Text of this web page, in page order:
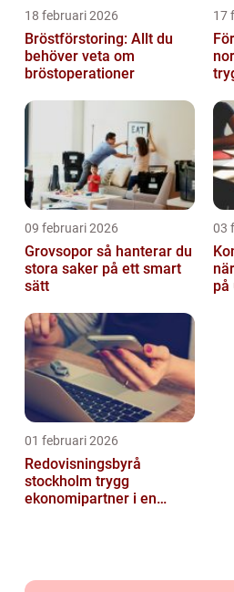
18 februari 2026
Bröstförstoring: Allt du
behöver veta om
bröstoperationer
17
09 februari 2026
Grovsopor så hanterar du
stora saker på ett smart
sätt
03
på
01 februari 2026
Redovisningsbyrå
stockholm trygg
ekonomipartner i en